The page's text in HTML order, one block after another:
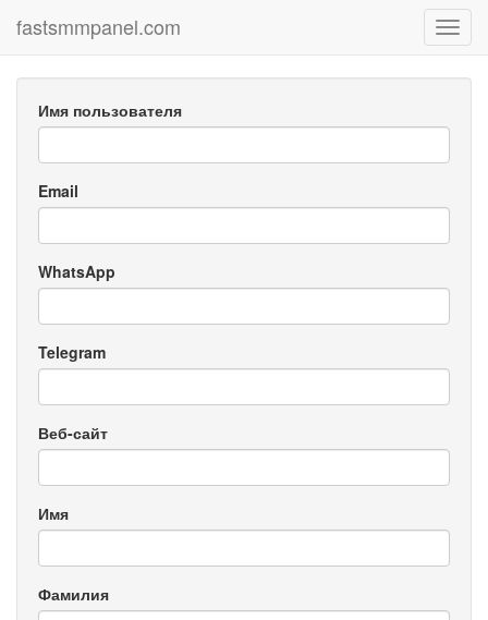
fastsmmpanel.com
Имя пользователя
Email
WhatsApp
Telegram
Веб-сайт
Имя
Фамилия